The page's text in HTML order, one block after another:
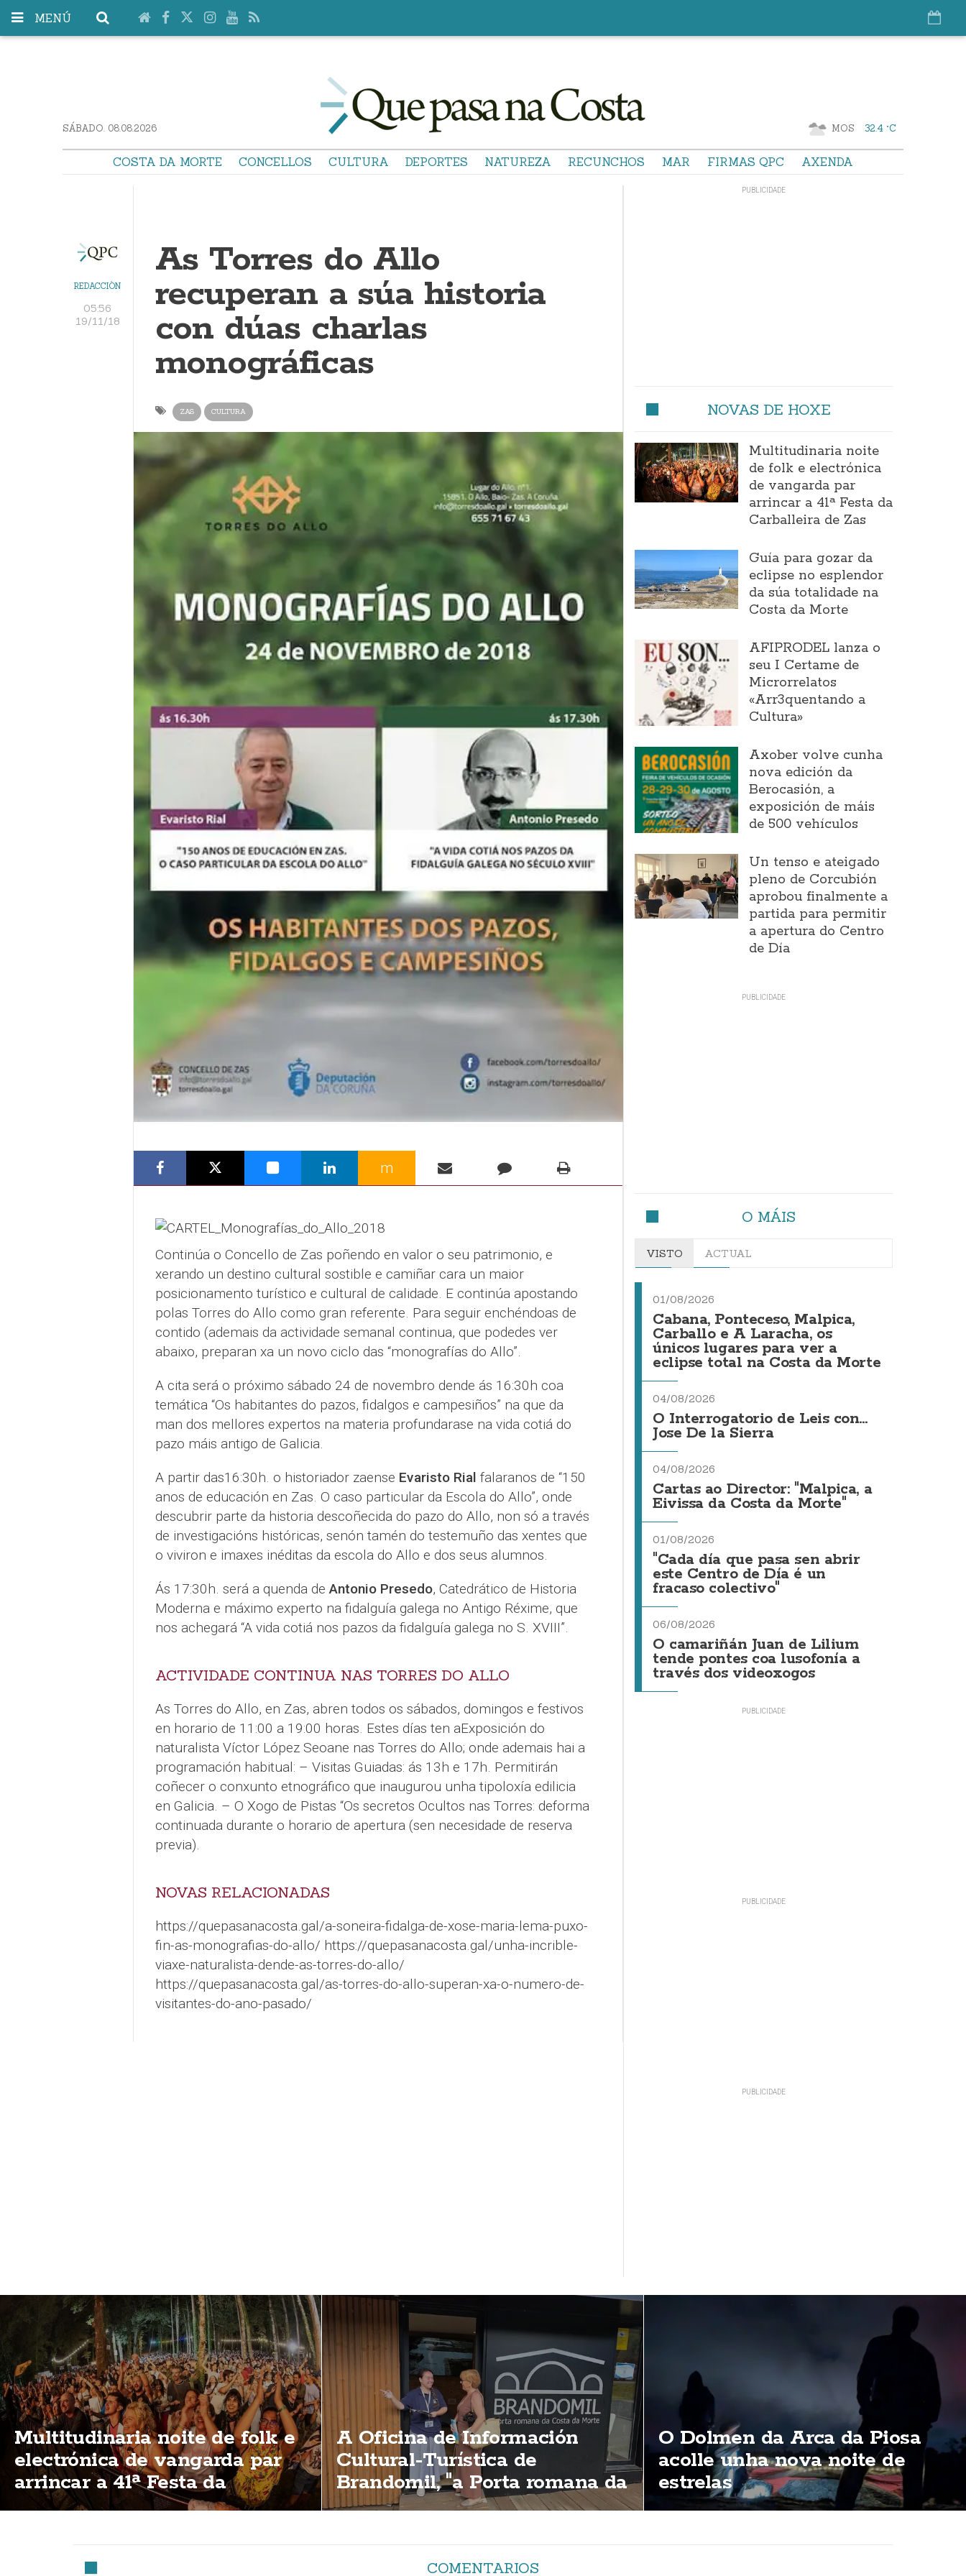
MENÚ
SÁBADO. 08.08.2026 MOS 32.4 °C
COSTA DA MORTE CONCELLOS CULTURA DEPORTES NATUREZA RECUNCHOS MAR FIRMAS QPC AXENDA
REDACCIÓN
05:56
19/11/18
As Torres do Allo
recuperan a súa historia
con dúas charlas
monográficas
ZAS CULTURA
m
Continúa o Concello de Zas poñendo en valor o seu patrimonio, e
xerando un destino cultural sostible e camiñar cara un maior
posicionamento turístico e cultural de calidade. E continúa apostando
polas Torres do Allo como gran referente. Para seguir enchéndoas de
contido (ademais da actividade semanal continua, que podedes ver
abaixo, preparan xa un novo ciclo das “monografías do Allo”.
A cita será o próximo sábado 24 de novembro dende ás 16:30h coa
temática “Os habitantes do pazos, fidalgos e campesiños” na que da
man dos mellores expertos na materia profundarase na vida cotiá do
pazo máis antigo de Galicia.
A partir das16:30h. o historiador zaense Evaristo Rial falaranos de “150
anos de educación en Zas. O caso particular da Escola do Allo”, onde
descubrir parte da historia descoñecida do pazo do Allo, non só a través
de investigacións históricas, senón tamén do testemuño das xentes que
o viviron e imaxes inéditas da escola do Allo e dos seus alumnos.
Ás 17:30h. será a quenda deAntonio Presedo, Catedrático de Historia
Moderna e máximo experto na fidalguía galega no Antigo Réxime, que
nos achegará “A vida cotiá nos pazos da fidalguía galega no S. XVIII”.
ACTIVIDADE CONTINUA NAS TORRES DO ALLO
As Torres do Allo, en Zas, abren todos os sábados, domingos e festivos
en horario de 11:00 a 19:00 horas. Estes días ten aExposición do
naturalista Víctor López Seoane nas Torres do Allo; onde ademais hai a
programación habitual: – Visitas Guiadas: ás 13h e 17h. Permitirán
coñecer o conxunto etnográfico que inaugurou unha tipoloxía edilicia
en Galicia. – O Xogo de Pistas “Os secretos Ocultos nas Torres: deforma
continuada durante o horario de apertura (sen necesidade de reserva
previa).
NOVAS RELACIONADAS
https://quepasanacosta.gal/a-soneira-fidalga-de-xose-maria-lema-puxo-
fin-as-monografias-do-allo/ https://quepasanacosta.gal/unha-incrible-
viaxe-naturalista-dende-as-torres-do-allo/
https://quepasanacosta.gal/as-torres-do-allo-superan-xa-o-numero-de-
visitantes-do-ano-pasado/
NOVAS DE HOXE
Multitudinaria noite
de folk e electrónica
de vangarda par
arrincar a 41ª Festa da
Carballeira de Zas
Guía para gozar da
eclipse no esplendor
da súa totalidade na
Costa da Morte
AFIPRODEL lanza o
seu I Certame de
Microrrelatos
«Arr3quentando a
Cultura»
Axober volve cunha
nova edición da
Berocasión, a
exposición de máis
de 500 vehículos
Un tenso e ateigado
pleno de Corcubión
aprobou finalmente a
partida para permitir
a apertura do Centro
de Día
O MÁIS
VISTO ACTUAL
01/08/2026
Cabana, Ponteceso, Malpica,
Carballo e A Laracha, os
únicos lugares para ver a
eclipse total na Costa da Morte
04/08/2026
O Interrogatorio de Leis con...
Jose De la Sierra
04/08/2026
Cartas ao Director: "Malpica, a
Eivissa da Costa da Morte"
01/08/2026
"Cada día que pasa sen abrir
este Centro de Día é un
fracaso colectivo"
06/08/2026
O camariñán Juan de Lilium
tende pontes coa lusofonía a
través dos videoxogos
Multitudinaria noite de folk e
electrónica de vangarda par
arrincar a 41ª Festa da
Carballeira de Zas
A Oficina de Información
Cultural-Turística de
Brandomil, "a Porta romana da
Costa da Morte"
O Dolmen da Arca da Piosa
acolle unha nova noite de
estrelas
COMENTARIOS